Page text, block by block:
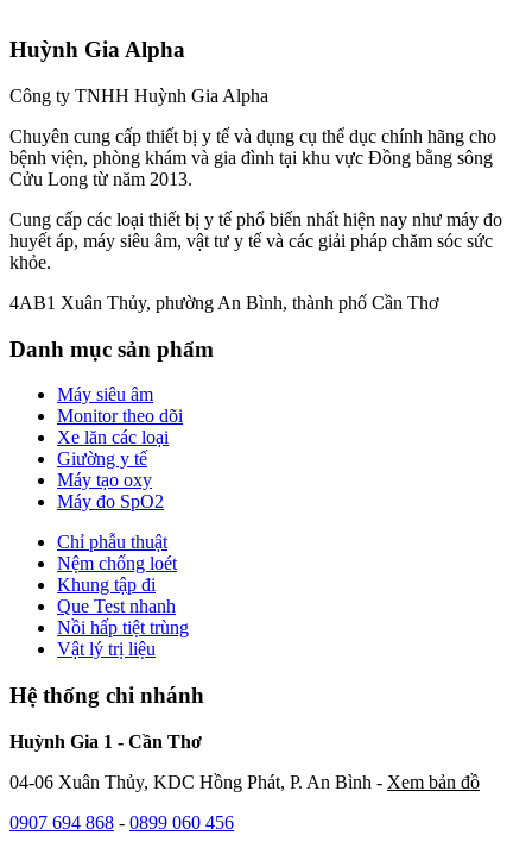
Huỳnh Gia Alpha
Công ty TNHH Huỳnh Gia Alpha
Chuyên cung cấp thiết bị y tế và dụng cụ thể dục chính hãng cho
bệnh viện, phòng khám và gia đình tại khu vực Đồng bằng sông
Cửu Long từ năm 2013.
Cung cấp các loại thiết bị y tế phổ biến nhất hiện nay như máy đo
huyết áp, máy siêu âm, vật tư y tế và các giải pháp chăm sóc sức
khỏe.
4AB1 Xuân Thủy, phường An Bình, thành phố Cần Thơ
Danh mục sản phẩm
Máy siêu âm
Monitor theo dõi
Xe lăn các loại
Giường y tế
Máy tạo oxy
Máy đo SpO2
Chỉ phẫu thuật
Nệm chống loét
Khung tập đi
Que Test nhanh
Nồi hấp tiệt trùng
Vật lý trị liệu
Hệ thống chi nhánh
Huỳnh Gia 1 - Cần Thơ
04-06 Xuân Thủy, KDC Hồng Phát, P. An Bình - Xem bản đồ
0907 694 868 - 0899 060 456